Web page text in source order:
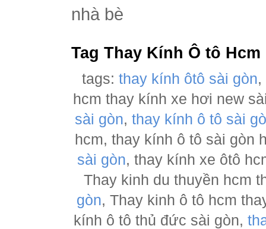
nhà bè
Tag Thay Kính Ô tô Hcm
tags:thay kính ôtô sài gòn,
hcm thay kính xe hơi new
sài gòn,thay kính ô tô sài
hcm, thay kính ô tô sài gòn
sài gòn, thay kính xe ôtô
Thay kinh du thuyền hcm
gòn, Thay kinh ô tô hcm
kính ô tô thủ đức sài gòn,